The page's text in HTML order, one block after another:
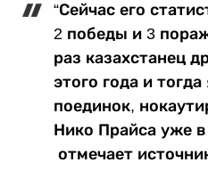
“Сейчас его
2 победы и 3
раз казахстанец
этого года и
поединок,
Нико Прайса уже
отмечает